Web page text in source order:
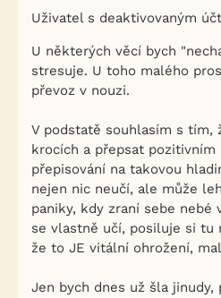
Uživatel s deaktivovaným
U některých věcí bych
stresuje. U toho malého
převoz v nouzi.
V podstatě souhlasím s tím,
krocích a přepsat
přepisování na takovou
nejen nic neučí, ale může
paniky, kdy zraní sebe nebé
se vlastně učí, posiluje si tu
že to JE vitální ohrožení,
Jen bych dnes už šla jinudy,